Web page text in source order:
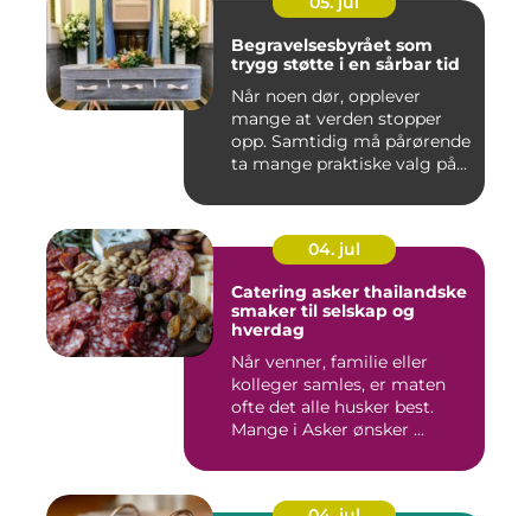
Begravelsesbyrået som
trygg støtte i en sårbar tid
Når noen dør, opplever
mange at verden stopper
opp. Samtidig må pårørende
ta mange praktiske valg på...
04. jul
Catering asker thailandske
smaker til selskap og
hverdag
Når venner, familie eller
kolleger samles, er maten
ofte det alle husker best.
Mange i Asker ønsker ...